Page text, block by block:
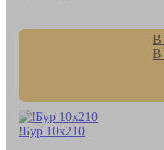
В
В
!Бур 10х210